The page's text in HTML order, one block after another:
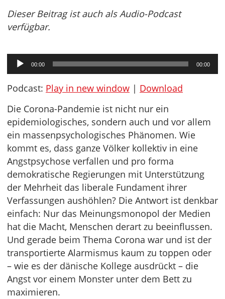
Dieser Beitrag ist auch als Audio-Podcast
verfügbar.
Audio-
Player
00:00 00:00
Podcast: Play in new window | Download
Die Corona-Pandemie ist nicht nur ein
epidemiologisches, sondern auch und vor allem
ein massenpsychologisches Phänomen. Wie
kommt es, dass ganze Völker kollektiv in eine
Angstpsychose verfallen und pro forma
demokratische Regierungen mit Unterstützung
der Mehrheit das liberale Fundament ihrer
Verfassungen aushöhlen? Die Antwort ist denkbar
einfach: Nur das Meinungsmonopol der Medien
hat die Macht, Menschen derart zu beeinflussen.
Und gerade beim Thema Corona war und ist der
transportierte Alarmismus kaum zu toppen oder
– wie es der dänische Kollege ausdrückt – die
Angst vor einem Monster unter dem Bett zu
maximieren.